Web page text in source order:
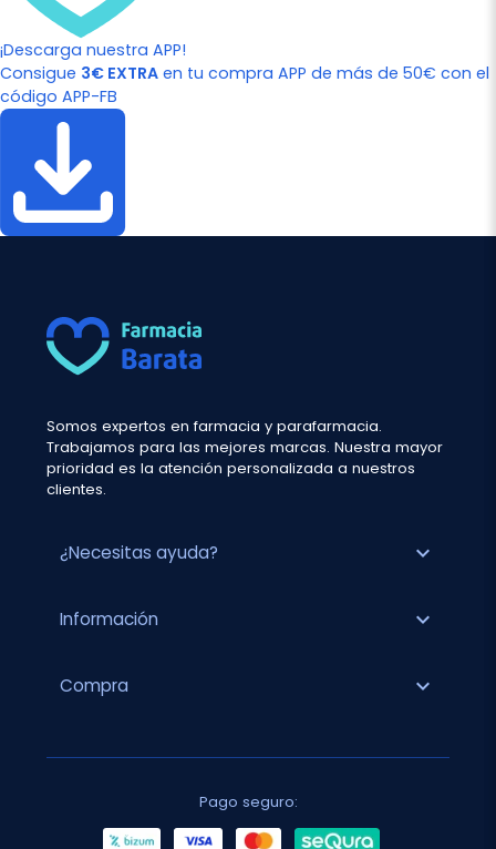
¡Descarga nuestra APP!
Consigue 3€ EXTRA en tu compra APP de más de 50€ con el
código APP-FB
Somos expertos en farmacia y parafarmacia.
Trabajamos para las mejores marcas. Nuestra mayor
prioridad es la atención personalizada a nuestros
clientes.
¿Necesitas ayuda? expand_more
Información expand_more
Compra expand_more
Pago seguro: